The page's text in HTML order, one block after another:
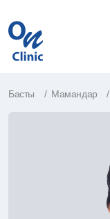
Басты Мамандар